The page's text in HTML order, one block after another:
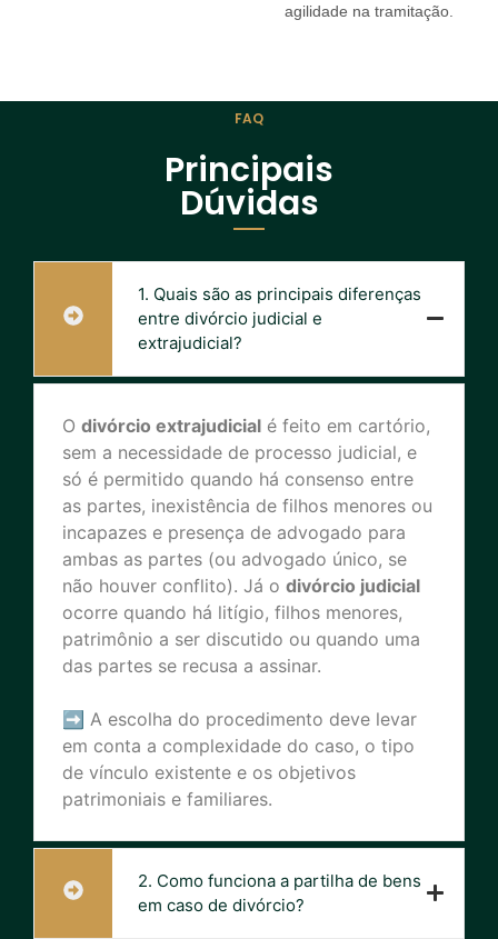
agilidade na tramitação.
FAQ
Principais
Dúvidas
1. Quais são as principais diferenças
entre divórcio judicial e
extrajudicial?
O divórcio extrajudicial é feito em cartório,
sem a necessidade de processo judicial, e
só é permitido quando há consenso entre
as partes, inexistência de filhos menores ou
incapazes e presença de advogado para
ambas as partes (ou advogado único, se
não houver conflito). Já o divórcio judicial
ocorre quando há litígio, filhos menores,
patrimônio a ser discutido ou quando uma
das partes se recusa a assinar.
➡ A escolha do procedimento deve levar
em conta a complexidade do caso, o tipo
de vínculo existente e os objetivos
patrimoniais e familiares.
2. Como funciona a partilha de bens
em caso de divórcio?